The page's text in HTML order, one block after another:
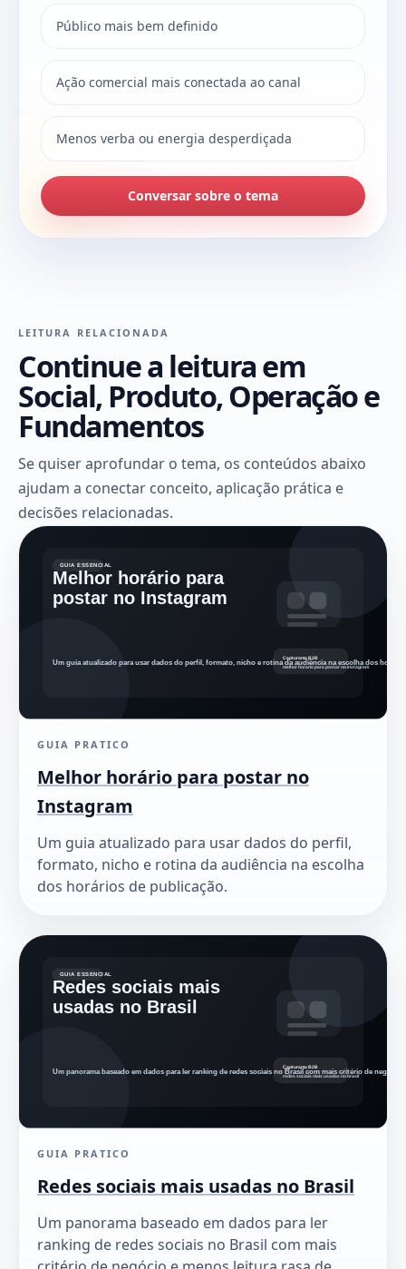
Público mais bem definido
Ação comercial mais conectada ao canal
Menos verba ou energia desperdiçada
Conversar sobre o tema
LEITURA RELACIONADA
Continue a leitura em
Social, Produto, Operação e
Fundamentos
Se quiser aprofundar o tema, os conteúdos abaixo
ajudam a conectar conceito, aplicação prática e
decisões relacionadas.
GUIA PRATICO
Melhor horário para postar no
Instagram
Um guia atualizado para usar dados do perfil,
formato, nicho e rotina da audiência na escolha
dos horários de publicação.
GUIA PRATICO
Redes sociais mais usadas no Brasil
Um panorama baseado em dados para ler
ranking de redes sociais no Brasil com mais